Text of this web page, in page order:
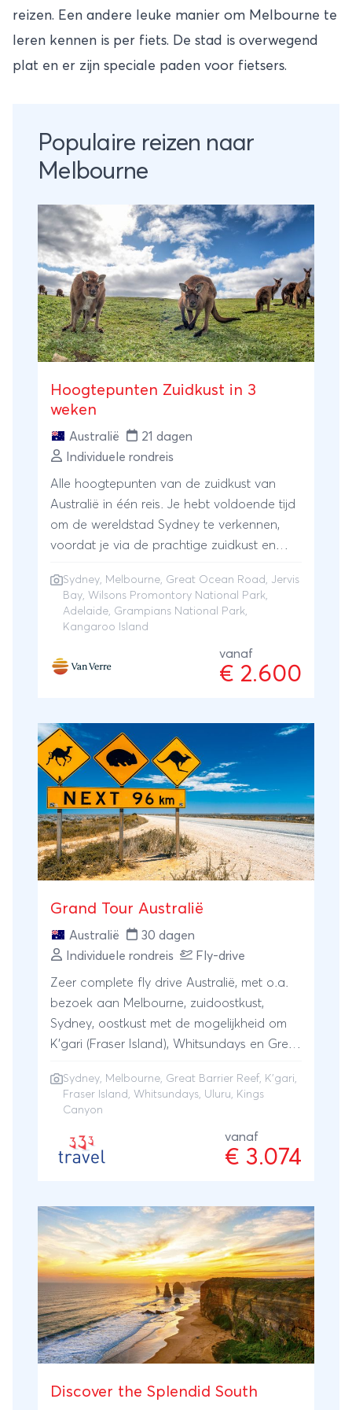
reizen. Een andere leuke manier om Melbourne te
leren kennen is per fiets. De stad is overwegend
plat en er zijn speciale paden voor fietsers.
Populaire reizen naar
Melbourne
Hoogtepunten Zuidkust in 3
weken
Australië
21 dagen
Individuele rondreis
Alle hoogtepunten van de zuidkust van
Australië in één reis. Je hebt voldoende tijd
om de wereldstad Sydney te verkennen,
voordat je via de prachtige zuidkust en
de stranden van Jervis Bay, wandel door
het Wilsons Promontory National Park en
rijd over de beroemde Great Ocean Road.
Wat een prachtige route! Een bezoek aan
het Grampians National Park en Kangaroo
Sydney, Melbourne, Great Ocean Road , Jervis
Bay, Wilsons Promontory National Park,
Adelaide, Grampians National Park,
Kangaroo Island
vanaf
€ 2.600
Grand Tour Australië
Australië
30 dagen
Individuele rondreis
Fly-drive
Zeer complete fly drive Australië, met o.a.
bezoek aan Melbourne, zuidoostkust,
Sydney, oostkust met de mogelijkheid om
K'gari (Fraser Island), Whitsundays en Great
centrum met Uluru en Kings Canyon.
Sydney, Melbourne, Great Barrier Reef, K'gari,
Fraser Island, Whitsundays, Uluru, Kings
Canyon
vanaf
€ 3.074
Discover the Splendid South